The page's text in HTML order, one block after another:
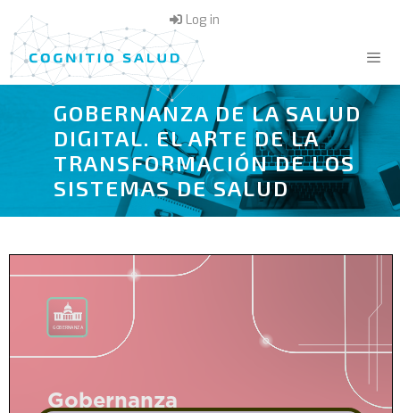
content
Log in
Menu
GOBERNANZA DE LA SALUD
DIGITAL. EL ARTE DE LA
TRANSFORMACIÓN DE LOS
SISTEMAS DE SALUD